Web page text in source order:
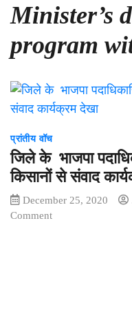
Minister’s
program
प्रांतीय वॉच
जिले के भाजपा
किसानों से संवाद
December 25, 2020
Commenton